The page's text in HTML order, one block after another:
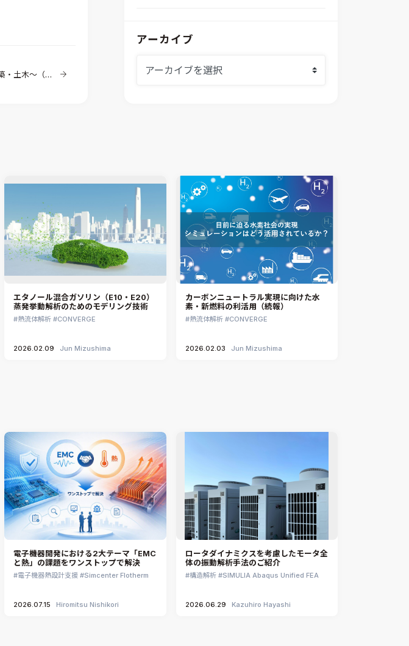
Abaqusの産業分野別活用法 ～建築・土木～（その3）
システムシミュレーション
構造解析
材料選定支援
MBDプロセス構築コンサルティング
CAEエンジニアリングコンサルティング
音響設計
CAE分野におけるAIコンサルティング
システム構築と開発
modeFRONTIER
Ansys SCADE
Ansys Fluids
CONVERGE
SIMULIA Abaqus Unified FEA
Simcenter Flotherm
Simcenter Flotherm XT
Ansys Electronics
DEMITASNX
Simcenter 3D Acoustics
CATIA V5 Analysis
ennovaCFD
MpCCI
Ansys Granta MI
Ansys Granta Selector
IDAJからのお知らせ
アーカイブ
エタノール混合ガソリン（E10・E20）
蒸発挙動解析のためのモデリング技術
熱流体解析 CONVERGE
2026.02.09 Jun Mizushima
カーボンニュートラル実現に向けた水
素・新燃料の利活用（続報）
熱流体解析 CONVERGE
2026.02.03 Jun Mizushima
電子機器開発における2大テーマ「EMC
と熱」の課題をワンストップで解決
電子機器熱設計支援 Simcenter Flotherm
2026.07.15 Hiromitsu Nishikori
ロータダイナミクスを考慮したモータ全
体の振動解析手法のご紹介
構造解析 SIMULIA Abaqus Unified FEA
2026.06.29 Kazuhiro Hayashi